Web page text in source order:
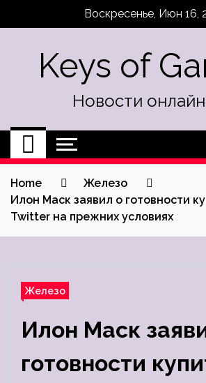
Воскресенье, Июн 16,
Keys of
Новости онлайн
Home
Железо
Илон Маск заявил о готовности
Twitter на прежних условиях
Железо
Илон Маск
готовности